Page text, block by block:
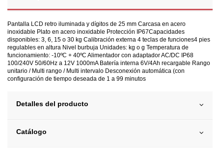
Pantalla LCD retro iluminada y dígitos de 25 mm Carcasa en acero
inoxidable Plato en acero inoxidable Protección IP67Capacidades
disponibles: 3, 6, 15 o 30 kg Calibración externa 4 teclas de funciones4 pies
regulables en altura Nivel burbuja Unidades: kg o g Temperatura de
funcionamiento: -10ºC + 40ºC Alimentador con adaptador AC/DC IP68
100/240V 50/60Hz a 12V 1000mA Batería interna 6V/4Ah recargable Rango
unitario / Multi rango / Multi intervalo Desconexión automática (con
configuración de tiempo deseada de 1 a 99 minutos
Detalles del producto
Catálogo